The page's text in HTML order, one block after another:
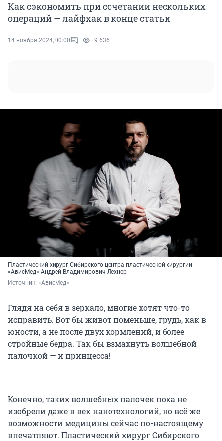
Как сэкономить при сочетании нескольких
операций — лайфхак в конце статьи
14 ноября 2024, 00:00 9 636
Пластический хирург Сибирского центра пластической хирургии
«АвисМед» Андрей Владимирович Лехнер
Источник: «АвисМед»
Глядя на себя в зеркало, многие хотят что-то
исправить. Вот бы живот поменьше, грудь, как в
юности, а не после двух кормлений, и более
стройные бедра. Так бы взмахнуть волшебной
палочкой — и принцесса!
Конечно, таких волшебных палочек пока не
изобрели даже в век нанотехнологий, но всё же
возможности медицины сейчас по-настоящему
впечатляют. Пластический хирург Сибирского